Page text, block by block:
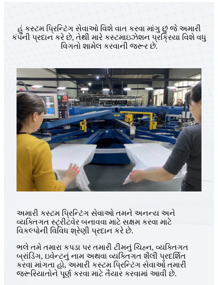
હું કસ્ટમ પ્રિન્ટિંગ સેવાઓ વિશે વાત કરવા માંગુ છું જે અમારી
કંપની પ્રદાન કરે છે, તેથી મારે કસ્ટમાઇઝેશન પ્રક્રિયા વિશે વધુ
વિગતો શામેલ કરવાની જરૂર છે.
અમારી કસ્ટમ પ્રિન્ટિંગ સેવાઓ તમને અનન્ય અને
વ્યક્તિગત સ્ટ્રીટવેર બનાવવા માટે સક્ષમ કરવા માટે
વિકલ્પોની વિવિધ શ્રેણી પ્રદાન કરે છે.
ભલે તમે તમારા કપડા પર તમારી ટીમનું ચિહ્ન, વ્યક્તિગત
બ્રાંડિંગ, ઇવેન્ટનું નામ અથવા વ્યક્તિગત શૈલી પ્રદર્શિત
કરવા માંગતા હો, અમારી કસ્ટમ પ્રિન્ટિંગ સેવાઓ તમારી
જરૂરિયાતોને પૂર્ણ કરવા માટે તૈયાર કરવામાં આવી છે.